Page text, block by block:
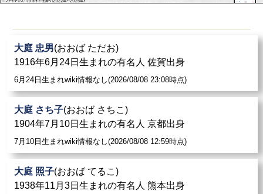
大庭 忠男(おおば ただお)
1916年6月24日生まれの有名人 佐賀出身
6月24日生まれwiki情報なし(2026/08/08 23:08時点)
大庭 さち子(おおば さちこ)
1904年7月10日生まれの有名人 京都出身
7月10日生まれwiki情報なし(2026/08/08 12:59時点)
大庭 照子(おおば てるこ)
1938年11月3日生まれの有名人 熊本出身